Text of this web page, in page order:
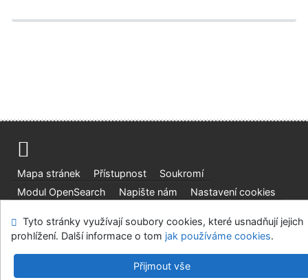
Mapa stránek Přístupnost
Soukromí
Modul OpenSearch
Napište nám Nastavení cookies
Univerzitní knihovna - Univerzita Hradec Králové
-Cosmotron Bohemia, s.r.o.
Tyto stránky využívají soubory cookies, které usnadňují jejich
prohlížení. Další informace o tom jak používáme cookies.
Přijmout vše